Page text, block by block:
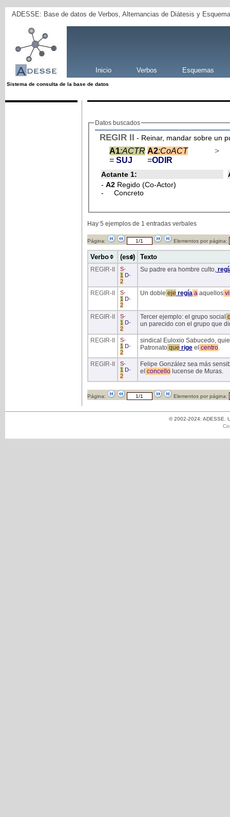
ADESSE: Base de datos de Verbos, Alternancias de Diátesis y
Inicio Verbos Esquemas
Sistema de consulta de la base de datos
Datos buscados
REGIR II - Reinar, mandar sobre un
A1:ACTR
= SUJ
A2:CoACT
=ODIR
>
Actante 1:
- A2Regido (Co-Actor)
- Concreto
Hay 5 ejemplos de 1 entradas verbales
Página: Elementos por página:
Verbo (ess) Texto
REGIR-II S-
1
D-
2
Su padre era hombre culto,
REGIR-II S-
1
D-
2
Un doble eje regíaaaquellos
REGIR-II S-
1
D-
2
Tercer ejemplo: el grupo social
un parecido con el grupo que
REGIR-II S-
1
D-
2
sindical Euloxio Sabucedo,
Patronatoque rigeel centro.
REGIR-II S-
1
D-
2
Felipe González sea más
el concellolucense de Muras.
Página: Elementos por página:
© 2002-2024: ADESSE.